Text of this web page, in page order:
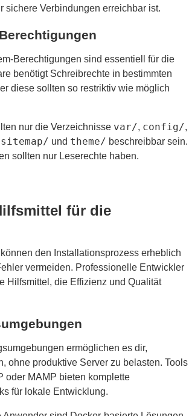
sichere Verbindungen erreichbar ist.
Berechtigungen sind essentiell für die
benötigt Schreibrechte in bestimmten
diese sollten so restriktiv wie möglich
nur die Verzeichnisse var/, config/,
sitemap/ und theme/ beschreibbar sein.
sollten nur Leserechte haben.
für die
den Installationsprozess erheblich
vermeiden. Professionelle Entwickler
Hilfsmittel, die Effizienz und Qualität
ermöglichen es dir,
ohne produktive Server zu belasten. Tools
oder MAMP bieten komplette
für lokale Entwicklung.